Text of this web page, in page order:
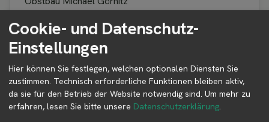
01640 Coswig
Sachsen
Betreiber kontaktieren
Cookie- und Datenschutz-
Einstellungen
Hier können Sie festlegen, welchen optionalen Diensten Sie
zustimmen. Technisch erforderliche Funktionen bleiben aktiv,
da sie für den Betrieb der Website notwendig sind. Um mehr zu
erfahren, lesen Sie bitte unsere Datenschutzerklärung.